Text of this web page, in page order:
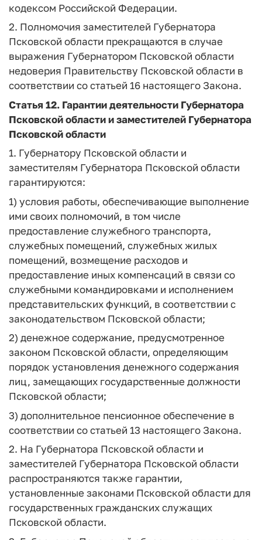
кодексом Российской Федерации.
2. Полномочия заместителей Губернатора
Псковской области прекращаются в случае
выражения Губернатором Псковской области
недоверия Правительству Псковской области в
соответствии со статьей 16 настоящего Закона.
Статья 12. Гарантии деятельности Губернатора
Псковской области и заместителей Губернатора
Псковской области
1. Губернатору Псковской области и
заместителям Губернатора Псковской области
гарантируются:
1) условия работы, обеспечивающие выполнение
ими своих полномочий, в том числе
предоставление служебного транспорта,
служебных помещений, служебных жилых
помещений, возмещение расходов и
предоставление иных компенсаций в связи со
служебными командировками и исполнением
представительских функций, в соответствии с
законодательством Псковской области;
2) денежное содержание, предусмотренное
законом Псковской области, определяющим
порядок установления денежного содержания
лиц, замещающих государственные должности
Псковской области;
3) дополнительное пенсионное обеспечение в
соответствии со статьей 13 настоящего Закона.
2. На Губернатора Псковской области и
заместителей Губернатора Псковской области
распространяются также гарантии,
установленные законами Псковской области для
государственных гражданских служащих
Псковской области.